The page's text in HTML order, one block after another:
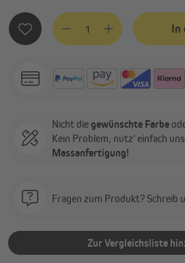
Produkt Anzahl: Gib den
In
Nicht die gewünschte Farbe
Kein Problem, nutz' einfach
Massanfertigung!
Fragen zum Produkt? Schreib
Zur Vergleichsliste